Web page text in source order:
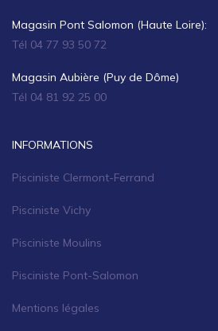
Magasin Pont Salomon (Haute Loire):
Tél 04 77 93 50 72
Magasin Aubière (Puy de Dôme)
Tél 04 81 92 25 00
INFORMATIONS
Pisciniste Clermont-Ferrand
Pisciniste Vichy
Pisciniste Moulins
Pisciniste Pont-Salomon
Mentions légales